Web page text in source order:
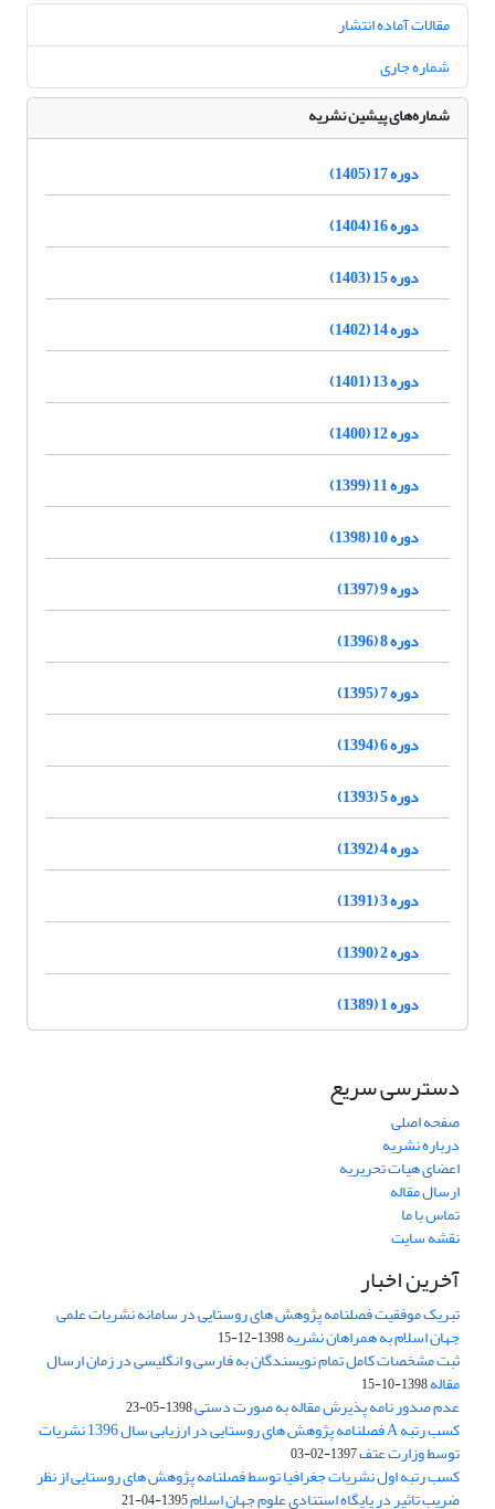
مقالات آماده انتشار
شماره جاری
شماره‌های پیشین نشریه
دوره 17 (1405)
دوره 16 (1404)
دوره 15 (1403)
دوره 14 (1402)
دوره 13 (1401)
دوره 12 (1400)
دوره 11 (1399)
دوره 10 (1398)
دوره 9 (1397)
دوره 8 (1396)
دوره 7 (1395)
دوره 6 (1394)
دوره 5 (1393)
دوره 4 (1392)
دوره 3 (1391)
دوره 2 (1390)
دوره 1 (1389)
دسترسی سریع
صفحه اصلی
درباره نشریه
اعضای هیات تحریریه
ارسال مقاله
تماس با ما
نقشه سایت
آخرین اخبار
تبریک موفقیت فصلنامه پژوهش های روستایی در سامانه نشریات علمی
جهان اسلام به همراهان نشریه1398-12-15
ثبت مشخصات کامل تمام نویسندگان به فارسی و انگلیسی در زمان ارسال
مقاله1398-10-15
عدم صدور نامه پذیرش مقاله به صورت دستی1398-05-23
کسب رتبه A فصلنامه پژوهش های روستایی در ارزیابی سال 1396 نشریات
توسط وزارت عتف1397-02-03
کسب رتبه اول نشریات جغرافیا توسط فصلنامه پژوهش های روستایی از نظر
ضریب تاثیر در پایگاه استنادی علوم جهان اسلام1395-04-21